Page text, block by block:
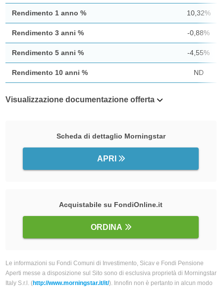
Rendimento 1 anno % 10,32%
Rendimento 3 anni % -0,88%
Rendimento 5 anni % -4,55%
Rendimento 10 anni % ND
Visualizzazione documentazione offerta
Scheda di dettaglio Morningstar
APRI
Acquistabile su FondiOnline.it
ORDINA
Le informazioni su Fondi Comuni di Investimento, Sicav e Fondi Pensione
Aperti messe a disposizione sul Sito sono di esclusiva proprietà di Morningstar
Italy S.r.l. (http://www.morningstar.it/it/). Innofin non è pertanto in alcun modo